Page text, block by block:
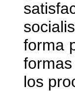
forma
los